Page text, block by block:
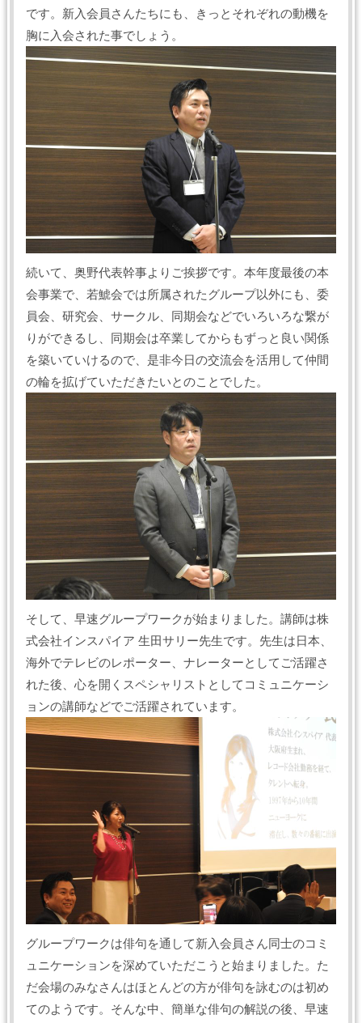
です。新入会員さんたちにも、きっとそれぞれの動機を
胸に入会された事でしょう。
続いて、奥野代表幹事よりご挨拶です。本年度最後の本
会事業で、若鯱会では所属されたグループ以外にも、委
員会、研究会、サークル、同期会などでいろいろな繋が
りができるし、同期会は卒業してからもずっと良い関係
を築いていけるので、是非今日の交流会を活用して仲間
の輪を拡げていただきたいとのことでした。
そして、早速グループワークが始まりました。講師は株
式会社インスパイア 生田サリー先生です。先生は日本、
海外でテレビのレポーター、ナレーターとしてご活躍さ
れた後、心を開くスペシャリストとしてコミュニケーシ
ョンの講師などでご活躍されています。
グループワークは俳句を通して新入会員さん同士のコミ
ュニケーションを深めていただこうと始まりました。た
だ会場のみなさんはほとんどの方が俳句を詠むのは初め
てのようです。そんな中、簡単な俳句の解説の後、早速